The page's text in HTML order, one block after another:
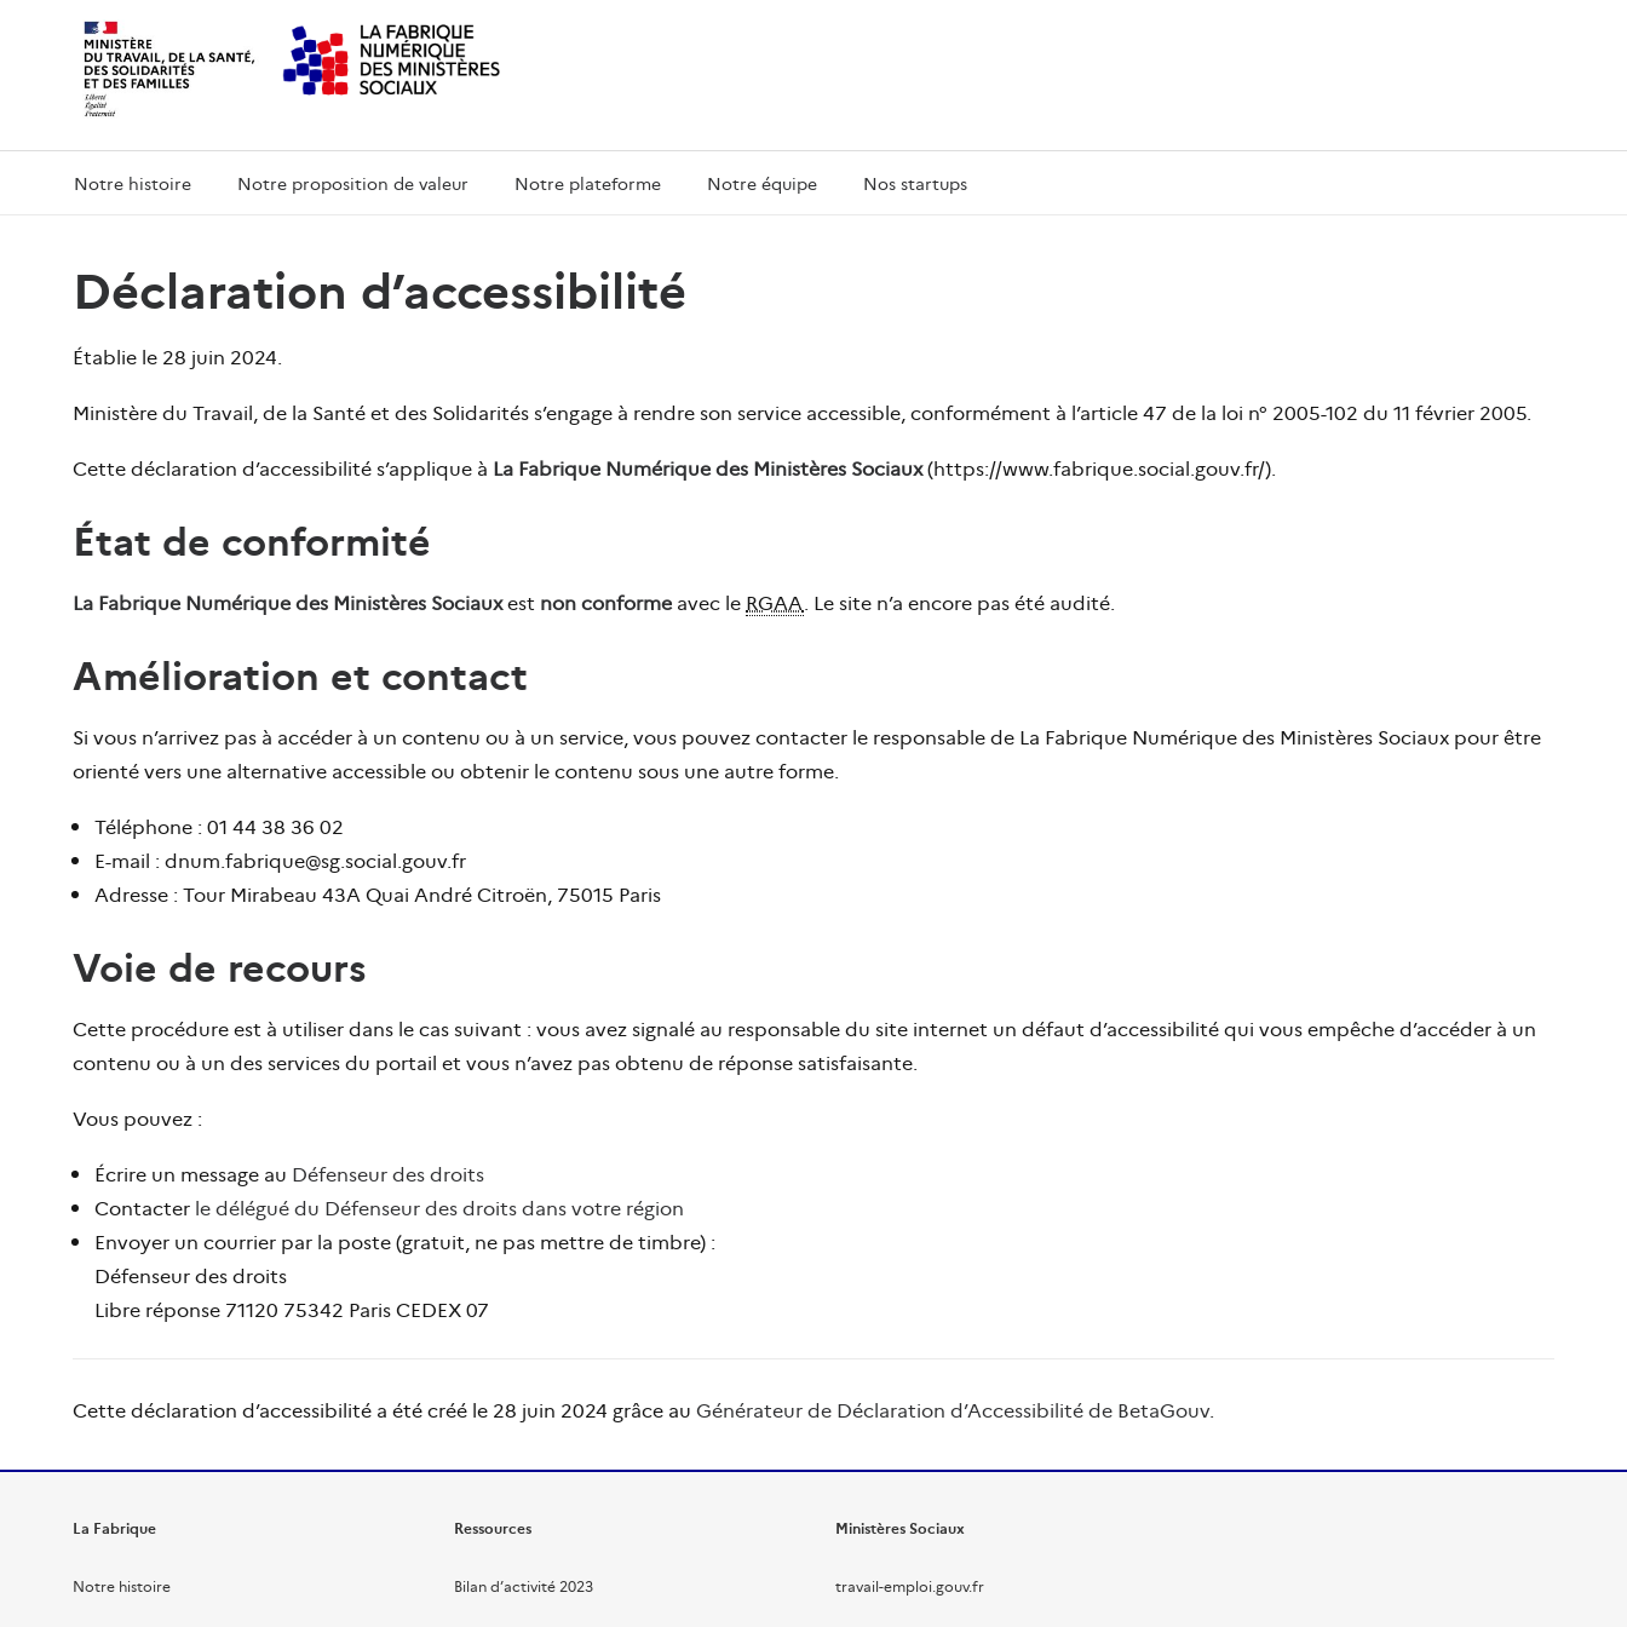
Notre histoire Notre proposition de valeur Notre plateforme Notre équipe Nos startups
Déclaration d’accessibilité
Établie le 28 juin 2024.
Ministère du Travail, de la Santé et des Solidarités s’engage à rendre son service accessible, conformément à l’article 47 de la loi n° 2005-102 du 11 février 2005.
Cette déclaration d’accessibilité s’applique à La Fabrique Numérique des Ministères Sociaux(https://www.fabrique.social.gouv.fr/).
État de conformité
La Fabrique Numérique des Ministères Sociauxest non conformeavec le RGAA . Le site n’a encore pas été audité.
Amélioration et contact
Si vous n’arrivez pas à accéder à un contenu ou à un service, vous pouvez contacter le responsable de La Fabrique Numérique des Ministères Sociaux pour être
orienté vers une alternative accessible ou obtenir le contenu sous une autre forme.
Téléphone : 01 44 38 36 02
E-mail : dnum.fabrique@sg.social.gouv.fr
Adresse : Tour Mirabeau 43A Quai André Citroën, 75015 Paris
Voie de recours
Cette procédure est à utiliser dans le cas suivant : vous avez signalé au responsable du site internet un défaut d’accessibilité qui vous empêche d’accéder à un
contenu ou à un des services du portail et vous n’avez pas obtenu de réponse satisfaisante.
Vous pouvez :
Écrire un message au Défenseur des droits
Contacter le délégué du Défenseur des droits dans votre région
Envoyer un courrier par la poste (gratuit, ne pas mettre de timbre) :
Défenseur des droits
Libre réponse 71120 75342 Paris CEDEX 07
Cette déclaration d’accessibilité a été créé le 28 juin 2024 grâce au Générateur de Déclaration d’Accessibilité de BetaGouv.
La Fabrique
Notre histoire
Ressources
Bilan d’activité 2023
Ministères Sociaux
travail-emploi.gouv.fr